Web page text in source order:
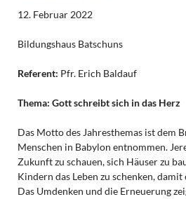
12. Februar 2022
Bildungshaus Batschuns
Referent: Pfr. Erich Baldauf
Thema: Gott schreibt sich in das Herz
Das Motto des Jahresthemas ist dem
Menschen in Babylon entnommen.
Zukunft zu schauen, sich Häuser zu
Kindern das Leben zu schenken,
Das Umdenken und die Erneuerung